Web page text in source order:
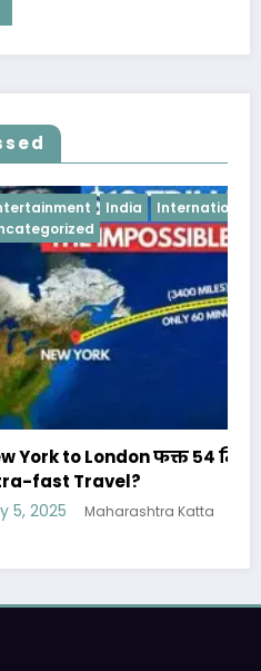
News
५४ मिनिटात- Future of
Katta